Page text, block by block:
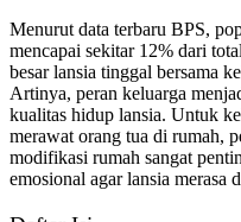
Menurut data terbaru BPS,
mencapai sekitar 12% dari
besar lansia tinggal bersama
Artinya, peran keluarga
kualitas hidup lansia. Untuk
merawat orang tua di rumah,
modifikasi rumah sangat
emosional agar lansia merasa